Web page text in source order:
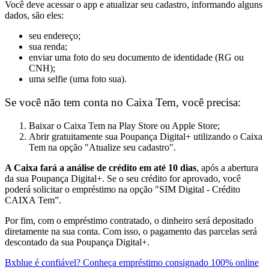
Você deve acessar o app e atualizar seu cadastro, informando alguns
dados, são eles:
seu endereço;
sua renda;
enviar uma foto do seu documento de identidade (RG ou
CNH);
uma selfie (uma foto sua).
Se você não tem conta no Caixa Tem, você precisa:
Baixar o Caixa Tem na Play Store ou Apple Store;
Abrir gratuitamente sua Poupança Digital+ utilizando o Caixa
Tem na opção "Atualize seu cadastro".
A Caixa fará a análise de crédito em até 10 dias, após a abertura
da sua Poupança Digital+. Se o seu crédito for aprovado, você
poderá solicitar o empréstimo na opção "SIM Digital - Crédito
CAIXA Tem”.
Por fim, com o empréstimo contratado, o dinheiro será depositado
diretamente na sua conta. Com isso, o pagamento das parcelas será
descontado da sua Poupança Digital+.
Bxblue é confiável? Conheça empréstimo consignado 100% online